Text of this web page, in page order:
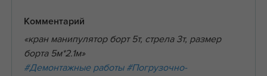
Комментарий
«кран манипулятор борт 5т, стрела 3т, размер
борта 5м*2.1м»
#Демонтажные работы #Погрузочно-